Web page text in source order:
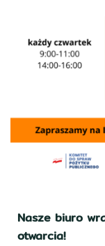
Nasze biuro
otwarcia!